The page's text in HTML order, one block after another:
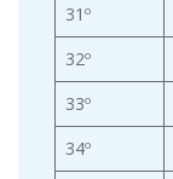
31º
32º
33º
34º